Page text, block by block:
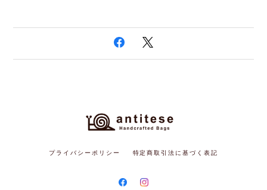
プライバシーポリシー 特定商取引法に基づく表記